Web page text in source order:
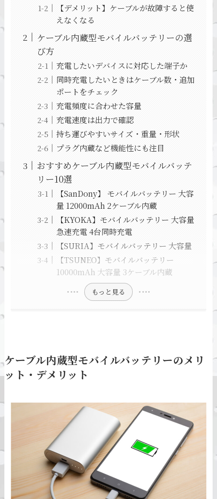
【デメリット】ケーブルが故障すると使
えなくなる
ケーブル内蔵型モバイルバッテリーの選
び方
充電したいデバイスに対応した端子か
同時充電したいときはケーブル数・追加
ポートをチェック
充電頻度に合わせた容量
充電速度は出力で確認
持ち運びやすいサイズ・重量・形状
プラグ内蔵など機能性にも注目
おすすめケーブル内蔵型モバイルバッテ
リー10選
【SanDony】 モバイルバッテリー 大容
量 12000mAh 2ケーブル内蔵
【KYOKA】モバイルバッテリー 大容量
急速充電 4台同時充電
【SURIA】モバイルバッテリー 大容量
【TSUNEO】モバイルバッテリー
10000mAh 大容量 3ケーブル内蔵
もっと見る
ケーブル内蔵型モバイルバッテリーのメリ
ット・デメリット